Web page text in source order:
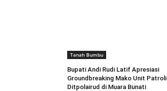
Tanah Bumbu
Bupati Andi Rudi Latif Apresiasi
Groundbreaking Mako Unit Patroli
Ditpolairud di Muara Bunati